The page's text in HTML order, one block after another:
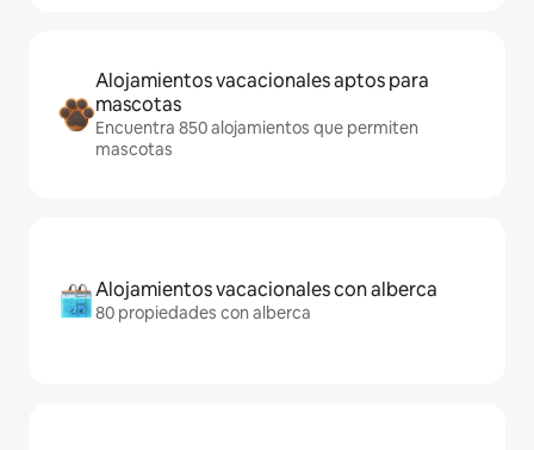
Alojamientos vacacionales aptos para
mascotas
Encuentra 850 alojamientos que permiten
mascotas
Alojamientos vacacionales con alberca
80 propiedades con alberca